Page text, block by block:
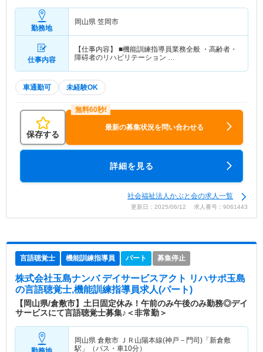
勤務地
岡山県 笠岡市
仕事内容
【仕事内容】 ■機能訓練指導員業務全般 ・高齢者・
障碍者のリハビリテーション …
車通勤可 未経験OK
保存する
最新の募集状況を問い合わせる
詳細を見る
社会福祉法人かぶと会の求人一覧
更新日：2025/06/12 求人番号：9061443
言語聴覚士 機能訓練指導員 パート 募集停止
株式会社玉島ナンバ デイサービスアクト リハサポ玉島
の言語聴覚士,機能訓練指導員求人(パート)
【岡山県/倉敷市】土日固定休み！午前のみ午後のみ勤務◎デイ
サービスにて言語聴覚士募集♪＜非常勤＞
岡山県 倉敷市 ＪＲ山陽本線(神戸－門司)「新倉敷
駅」（バス・車10分）